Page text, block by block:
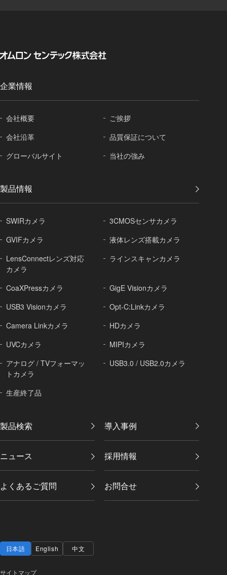
企業情報
会社概要
ご挨拶
会社沿革
品質保証について
グローバルサイト 当社の強み
製品情報
SWIRカメラ
3CMOSセンサカメラ
GVIFカメラ
液体レンズ搭載カメラ
LensConnectレンズ対応
カメラ
ラインスキャンカメラ
CoaXPressカメラ
GigE Visionカメラ
USB3 Visionカメラ
Opt-C:Linkカメラ
Camera Linkカメラ
HDカメラ
UVCカメラ
MIPIカメラ
アナログ / TVフォーマッ
トカメラ
USB3.0 / USB2.0カメラ
生産終了品
製品検索 導入事例
ニュース 採用情報
よくあるご質問 お問合せ
日本語 English 中文
サイトマップ